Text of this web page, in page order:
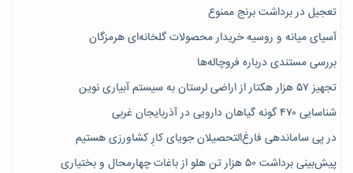
تعجیل در برداشت برنج ممنوع
آسیای میانه و روسیه خریدار محصولات گلخانه‌ای هرمزگان
بررسی مستندی درباره فروچاله‌ها
تجهیز ۵۷ هزار هکتار از اراضی لرستان به سیستم آبیاری نوین
شناسایی ۴۷٠ گونه گیاهان دارویی در آذربایجان غربی
در پی ساماندهی فارغ‌التحصیلان جویای کارِ کشاورزی هستیم
پیش‎‌بینی برداشت ۵۰ هزار تن هلو از باغات چهارمحال و بختیاری